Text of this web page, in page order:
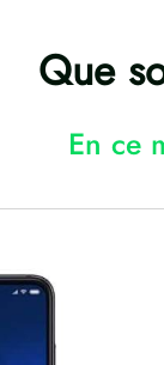
Que
En ce